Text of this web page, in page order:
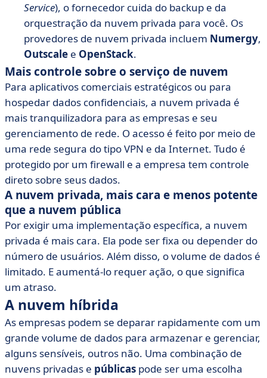
Service), o fornecedor cuida do backup e da
orquestração da nuvem privada para você. Os
provedores de nuvem privada incluem Numergy,
Outscale e OpenStack.
Mais controle sobre o serviço de nuvem
Para aplicativos comerciais estratégicos ou para
hospedar dados confidenciais, a nuvem privada é
mais tranquilizadora para as empresas e seu
gerenciamento de rede. O acesso é feito por meio de
uma rede segura do tipo VPN e da Internet. Tudo é
protegido por um firewall e a empresa tem controle
direto sobre seus dados.
A nuvem privada, mais cara e menos potente
que a nuvem pública
Por exigir uma implementação específica, a nuvem
privada é mais cara. Ela pode ser fixa ou depender do
número de usuários. Além disso, o volume de dados é
limitado. E aumentá-lo requer ação, o que significa
um atraso.
A nuvem híbrida
As empresas podem se deparar rapidamente com um
grande volume de dados para armazenar e gerenciar,
alguns sensíveis, outros não. Uma combinação de
nuvens privadas e públicas pode ser uma escolha